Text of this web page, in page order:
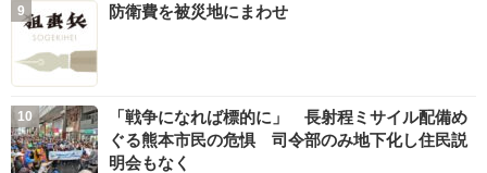
防衛費を被災地にまわせ
「戦争になれば標的に」 長射程ミサイル配備め
ぐる熊本市民の危惧 司令部のみ地下化し住民説
明会もなく